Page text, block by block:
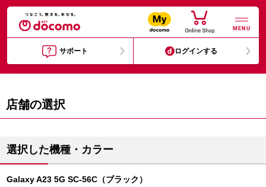
MENU
サポート ログインする
店舗の選択
選択した機種・カラー
Galaxy A23 5G SC-56C（ブラック）